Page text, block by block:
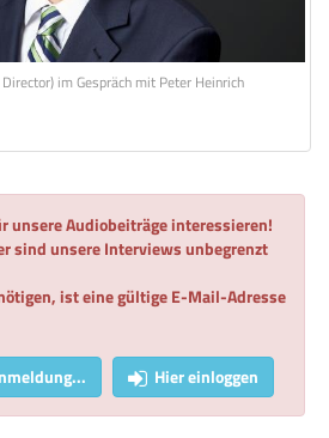
im Gespräch mit Peter Heinrich
unsere Audiobeiträge interessieren!
sind unsere Interviews unbegrenzt
ist eine gültige E-Mail-Adresse
Hier einloggen